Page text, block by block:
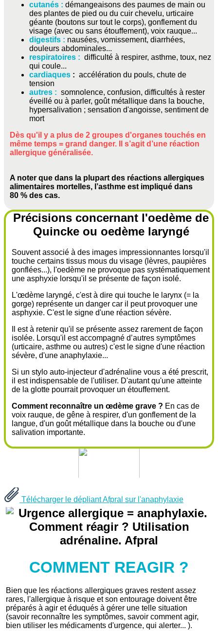
cutanés : démangeaisons des paumes de main ou
des plantes de pied ou du cuir chevelu, urticaire
géante (boutons sur tout le corps), gonflement du
visage (avec ou sans étouffement), voix rauque...
digestifs : nausées, vomissement, diarrhées,
douleurs abdominales...
respiratoires : difficulté à respirer, asthme, toux, nez
qui coule...
cardiaques : accélération du pouls, chute de
tension
autres : somnolence, confusion, difficultés à rester
éveillé ou à parler, goût métallique dans la bouche,
hypersalivation ; sensation d'angoisse, sentiment de
mort
Dès qu'il y a plus de 2 groupes d'organes touchés en
même temps = grand danger. Il s’agit d’une réaction
allergique généralisée.
A noter que dans la plupart des réactions allergiques
alimentaires mortelles, l’asthme est impliqué dans
80 % des cas.
Précisions concernant l'oedème de
Quincke ou oedème laryngé
Souvent associé à des images impressionnantes lorsqu'il
touche certains tissus mous du visage (lèvres, paupières
gonflées...), l'oedème ne provoque pas systématiquement
une asphyxie lorsqu'il se présente de façon isolé.
L'œdème laryngé, c'est à dire qui touche le larynx (= la
gorge) représente un danger car il peut provoquer une
asphyxie. C'est le signe d'une réaction sévère.
Il est à retenir qu'il se présente assez rarement de façon
isolée. Lorsqu'il est accompagné d’autres symptômes
(urticaire, asthme ou autres) c'est le signe d'une réaction
sévère, d'une anaphylaxie...
Si un stylo auto-injecteur d'adrénaline vous a été prescrit,
il est indispensable de l'utiliser. D'autant qu'une atteinte
de la glotte pourrait provoquer un étouffement.
Comment reconnaître un œdème grave ? En cas de
voix rauque, de gêne à respirer, d'un gonflement de la
langue, d'un goût métallique dans la bouche ou d'une
salivation importante.
Télécharger le dépliant Afpral sur l'anaphylaxie
COMMENT REAGIR ?
Bien que les réactions allergiques graves restent assez
rares, l'allergique à risque et son entourage doivent être
préparés à agir et éduqués à gérer une telle situation
(savoir reconnaître les symptômes, savoir comment agir,
bien utiliser les médicaments d'urgence, qui alerter... ).